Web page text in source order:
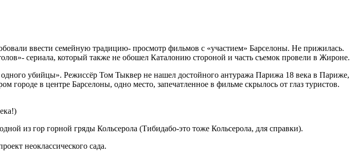
ввести семейную традицию- просмотр фильмов с «участием» Барселоны. Не прижилась.
сериала, который также не обошел Каталонию стороной и часть съемок провели в Жироне.
убийцы». Режиссёр Том Тыквер не нашел достойного антуража Парижа 18 века в Париже,
в центре Барселоны, одно место, запечатленное в фильме скрылось от глаз туристов.
из гор горной гряды Кольсерола (Тибидабо-это тоже Кольсерола, для справки).
неоклассического сада.